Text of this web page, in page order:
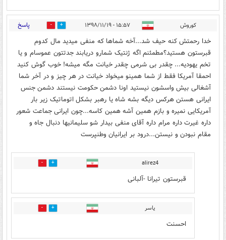
کوروش ۱۵:۵۷ - ۱۳۹۸/۱۱/۱۹ 244 پاسخ
خدا رحمتش کنه حیف شد...آخه شماها که منفی میدید مال کدوم
قبرستون هستید؟مطمئنم اگه ژنتیک شمارو دریابند جدتتون عموسام و یا
تخم یهودیه... چقدر بی شرمی چقدر خیانت مگه میشه! خوب گوش کنید
احمقا آمریکا فقط از شما همینو میخواد خیانت در هر چیز و در آخر شما
آشغالی بیش واسشون نیستید اونا دشمن حکومت نیستند دشمن جنس
ایرانی هستن هرکس دیگه بشه شاه یا رهبر بشکل اتوماتیک زیر بار
آمریکایی نمیره و بازم همین آشه همین کاسه...چون ایرانی جماعت شعور
داره غیرت داره مرام داره آقای منفی بیدار شو سلیمانیها دنبال جاه و
مقام نبودن و نیستن...درود بر ایرانیان وطنپرست
alirez4
117
قبرستون تیرانا -آلبانی
ياسر 49
احسنت